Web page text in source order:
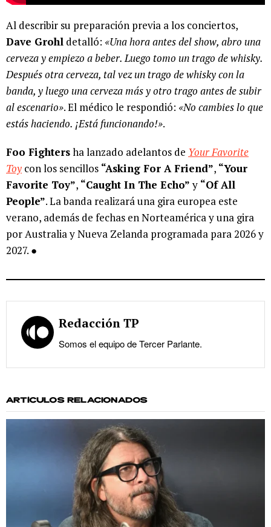
Al describir su preparación previa a los conciertos,
Dave Grohl detalló: «Una hora antes del show, abro una
cerveza y empiezo a beber. Luego tomo un trago de whisky.
Después otra cerveza, tal vez un trago de whisky con la
banda, y luego una cerveza más y otro trago antes de subir
al escenario». El médico le respondió: «No cambies lo que
estás haciendo. ¡Está funcionando!».
Foo Fightersha lanzado adelantos de Your Favorite
Toy con los sencillos “Asking For A Friend”, “Your
Favorite Toy”, “Caught In The Echo”y “Of All
People”. La banda realizará una gira europea este
verano, además de fechas en Norteamérica y una gira
por Australia y Nueva Zelanda programada para 2026 y
2027. ●
Redacción TP
Somos el equipo de Tercer Parlante.
ARTÍCULOS RELACIONADOS